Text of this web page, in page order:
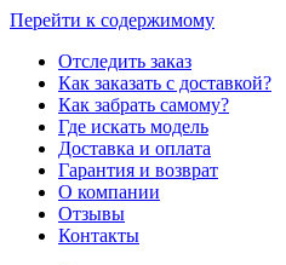
Перейти к содержимому
Отследить заказ
Как заказать с доставкой?
Как забрать самому?
Где искать модель
Доставка и оплата
Гарантия и возврат
О компании
Отзывы
Контакты